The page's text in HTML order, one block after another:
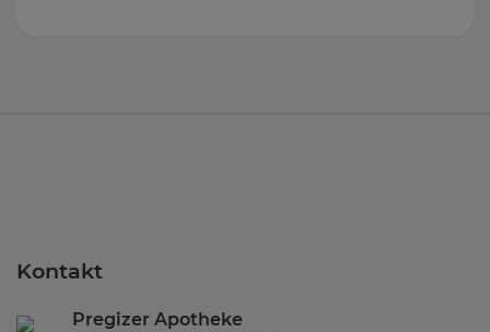
Kontakt
Pregizer Apotheke